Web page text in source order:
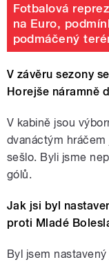
Fotbalová
na Euro,
podmáčený
V závěru sezony
Horejše náramně
V kabině jsou
dvanáctým
sešlo. Byli jsme
gólů.
Jak jsi byl
proti Mladé
Byl jsem